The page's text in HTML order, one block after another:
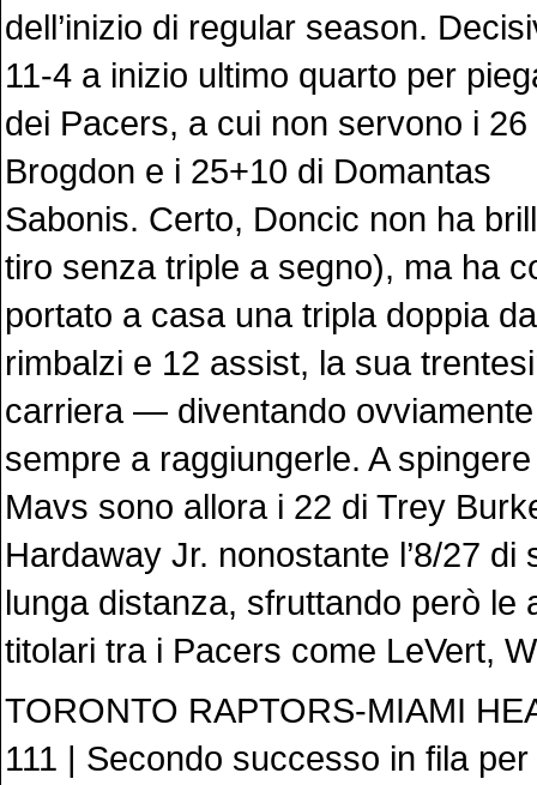
dell’inizio di regular season.
11-4 a inizio ultimo quarto per
dei Pacers, a cui non servono i
Brogdon e i 25+10 di Domantas
Sabonis. Certo, Doncic non ha
tiro senza triple a segno), ma ha
portato a casa una tripla doppia
rimbalzi e 12 assist, la sua
carriera — diventando
sempre a raggiungerle. A spingere
Mavs sono allora i 22 di Trey
Hardaway Jr. nonostante l’8/27 di
lunga distanza, sfruttando però le
titolari tra i Pacers come LeVert,
TORONTO RAPTORS-MIAMI
111 | Secondo successo in fila